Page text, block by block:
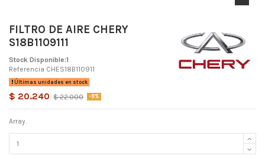
FILTRO DE AIRE CHERY
S18B1109111
Stock Disponible:1
Referencia CHES18B110911
Últimas unidades en stock
$ 20.240 $ 22.000 -8%
Array.